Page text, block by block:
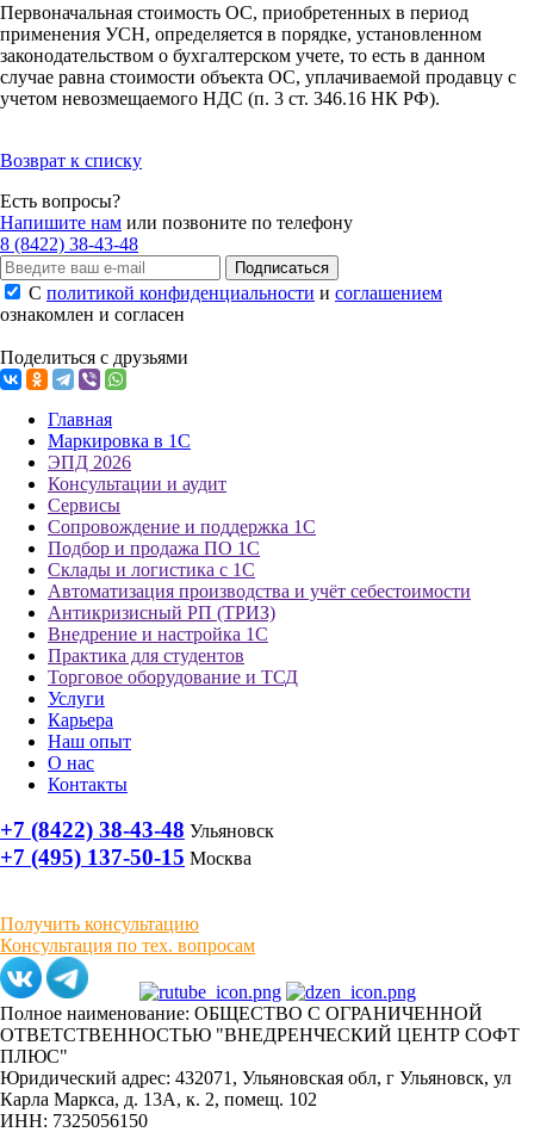
Первоначальная стоимость ОС, приобретенных в период
применения УСН, определяется в порядке, установленном
законодательством о бухгалтерском учете, то есть в данном
случае равна стоимости объекта ОС, уплачиваемой продавцу с
учетом невозмещаемого НДС (п. 3 ст. 346.16 НК РФ).
Возврат к списку
Есть вопросы?
Напишите нам или позвоните по телефону
8 (8422) 38-43-48
Подписаться
С политикой конфиденциальности и соглашением
ознакомлен и согласен
Поделиться с друзьями
Главная
Маркировка в 1С
ЭПД 2026
Консультации и аудит
Сервисы
Сопровождение и поддержка 1С
Подбор и продажа ПО 1С
Склады и логистика с 1С
Автоматизация производства и учёт себестоимости
Антикризисный РП (ТРИЗ)
Внедрение и настройка 1С
Практика для студентов
Торговое оборудование и ТСД
Услуги
Карьера
Наш опыт
О нас
Контакты
+7 (8422) 38-43-48 Ульяновск
+7 (495) 137-50-15 Москва
Получить консультацию
Консультация по тех. вопросам
Полное наименование: ОБЩЕСТВО С ОГРАНИЧЕННОЙ
ОТВЕТСТВЕННОСТЬЮ "ВНЕДРЕНЧЕСКИЙ ЦЕНТР СОФТ
ПЛЮС"
Юридический адрес: 432071, Ульяновская обл, г Ульяновск, ул
Карла Маркса, д. 13А, к. 2, помещ. 102
ИНН: 7325056150